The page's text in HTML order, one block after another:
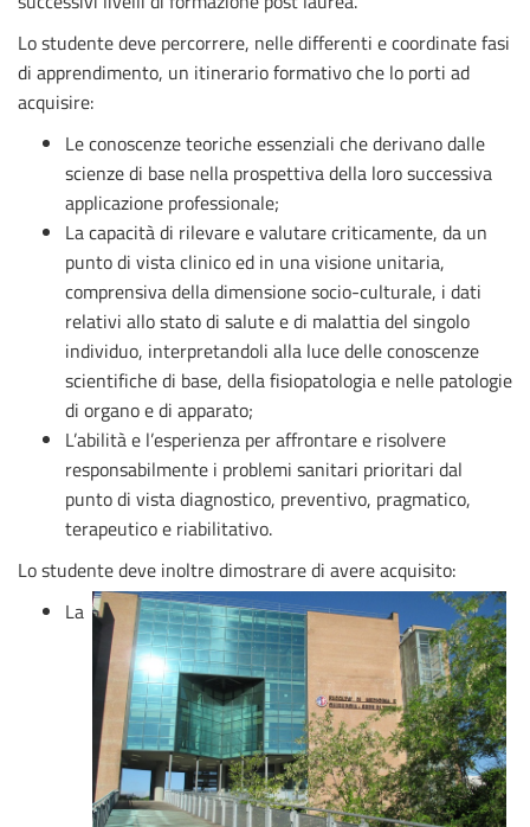
Lo studente deve percorrere, nelle differenti e coordinate fasi
di apprendimento, un itinerario formativo che lo porti ad
acquisire:
Le conoscenze teoriche essenziali che derivano dalle
scienze di base nella prospettiva della loro successiva
applicazione professionale;
La capacità di rilevare e valutare criticamente, da un
punto di vista clinico ed in una visione unitaria,
comprensiva della dimensione socio-culturale, i dati
relativi allo stato di salute e di malattia del singolo
individuo, interpretandoli alla luce delle conoscenze
scientifiche di base, della fisiopatologia e nelle patologie
di organo e di apparato;
L’abilità e l’esperienza per affrontare e risolvere
responsabilmente i problemi sanitari prioritari dal
punto di vista diagnostico, preventivo, pragmatico,
terapeutico e riabilitativo.
Lo studente deve inoltre dimostrare di avere acquisito:
La